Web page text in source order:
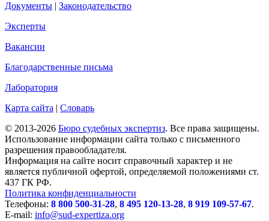
Документы | Законодательство
Эксперты
Вакансии
Благодарственные письма
Лаборатория
Карта сайта | Словарь
© 2013-2026 Бюро судебных экспертиз. Все права защищены.
Использование информации сайта только с письменного
разрешения правообладателя.
Информация на сайте носит справочный характер и не
является публичной офертой, определяемой положениями ст.
437 ГК РФ.
Политика конфиденциальности
Телефоны: 8 800 500-31-28, 8 495 120-13-28, 8 919 109-57-67.
E-mail: info@sud-expertiza.org